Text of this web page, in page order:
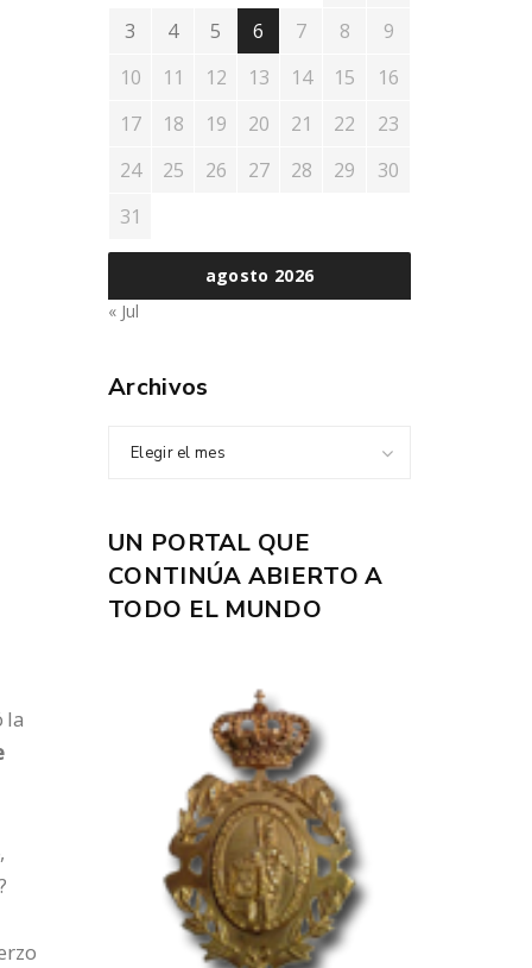
agosto 2026
3
4 5 6 7 8
9
10
11 12 13 14 15
16
17
18 19 20 21 22
23
24
25 26 27 28 29
30
31
« Jul
Archivos
Elegir el mes
UN PORTAL QUE
CONTINÚA ABIERTO A
TODO EL MUNDO